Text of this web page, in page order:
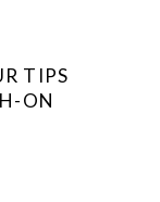
TIPS
ON